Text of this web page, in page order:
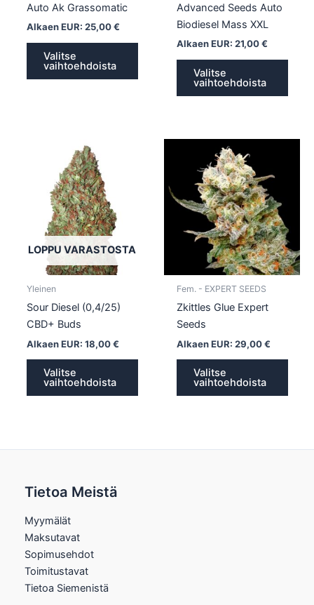
Auto Ak Grassomatic
Alkaen EUR: 25,00€
Valitse
vaihtoehdoista
Advanced Seeds Auto
Biodiesel Mass XXL
Alkaen EUR: 21,00€
Valitse
vaihtoehdoista
LOPPU VARASTOSTA
Yleinen
Sour Diesel (0,4/25)
CBD+ Buds
Alkaen EUR: 18,00€
Valitse
vaihtoehdoista
useampi
muunnelma.
Fem. - EXPERT SEEDS
Zkittles Glue Expert
Seeds
Alkaen EUR: 29,00€
Valitse
vaihtoehdoista
Voit
tehdä
Tietoa Meistä
Myymälät
Maksutavat
Sopimusehdot
Toimitustavat
Tietoa Siemenistä